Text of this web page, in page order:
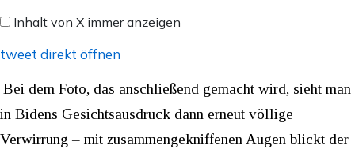
anzeigen
Inhalt von X immer anzeigen
tweet direkt öffnen
Bei dem Foto, das anschließend gemacht wird, sieht man
in Bidens Gesichtsausdruck dann erneut völlige
Verwirrung – mit zusammengekniffenen Augen blickt der